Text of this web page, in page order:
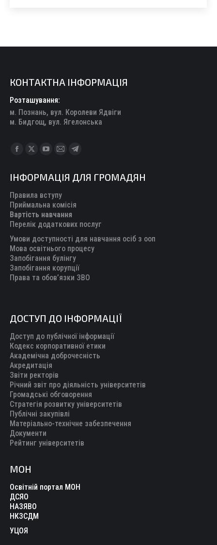
КОНТАКТНА ІНФОРМАЦІЯ
Розташування:
м. Познань, вул. Королеви Ядвіги
м. Бидгощ, вул. Ягелонська
Find us on:
Facebook
opens
in
new
window
X
opens
in
new
window
YouTube
opens
in
new
window
Mail
opens
in
new
window
Telegram
opens
new
ІНФОРМАЦІЯ ДЛЯ ГРОМАДЯН
Правила вступу
Приймальна комісія
Вартість навчання
Перелік додаткових послуг
Умови доступності для навчання осіб з ооп
Мова освітнього процесу
Запобігання булінгу
Запобігання корупції
Права та обов’язки ЗВО
ДОСТУП ДО ІНФОРМАЦІЇ
Доступ до публічної інформації
Кодекс корпоративної етики
Академічна доброчесність
Акредитація
Звіти ректорів
Річний звіт про діяльність університетів
Громадські обговорення
Стратегія розвитку університетів
Публічні закупівлі
Матеріально-технічне забезпечення
Документи
Рейтинг університетів
МОН
Освітній портал МОН
ДСЯО
НАЗЯВО
НКЗСДМ
УЦОЯ